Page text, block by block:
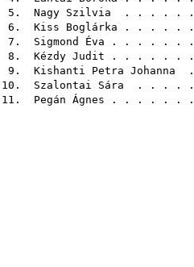
5. Nagy Szilvia . . . . .
6. Kiss Boglárka . . . . .
7. Sigmond Éva . . . . . .
8. Kézdy Judit . . . . . .
9. Kishanti Petra Johanna
Szalontai Sára . . . .
Pegán Ágnes . . . . . .